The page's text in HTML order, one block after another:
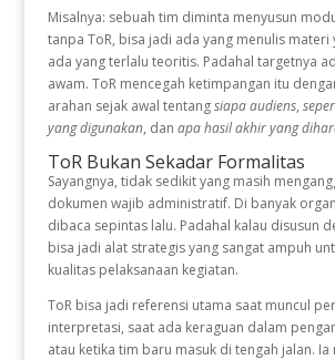
Misalnya: sebuah tim diminta menyusun
tanpa ToR, bisa jadi ada yang menulis materi
ada yang terlalu teoritis. Padahal targetnya
awam. ToR mencegah ketimpangan itu
arahan sejak awal tentangsiapa audiens,
yang digunakan, dan apa hasil akhir yang
ToR Bukan Sekadar Formalitas
Sayangnya, tidak sedikit yang masih
dokumen wajib administratif. Di banyak
dibaca sepintas lalu. Padahal kalau disusun
bisa jadi alat strategis yang sangat ampuh
kualitas pelaksanaan kegiatan.
ToR bisa jadi referensi utama saat muncul
interpretasi, saat ada keraguan dalam
atau ketika tim baru masuk di tengah jalan. Ia